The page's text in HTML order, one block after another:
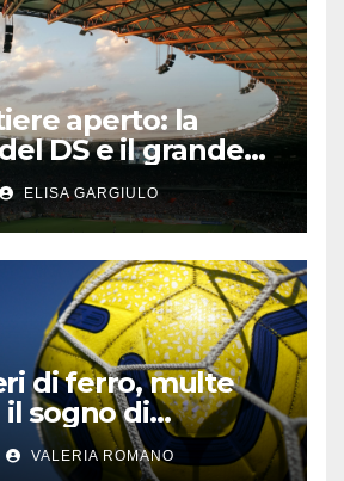
aperto: la
DS e il grande
Muani
ELISA GARGIULO
di ferro, multe
sogno di
il capolinea
e l’attesa
VALERIA ROMANO